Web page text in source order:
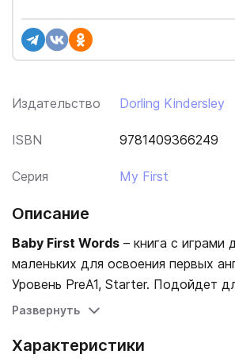
Издательство Dorling Kindersley
ISBN 9781409366249
Серия My First
Описание
Baby First Words – книга с играми
маленьких для освоения первых
Уровень PreA1, Starter. Подойдет
года. Формат: 130x130x30 мм.
Помогите вашему малышу
Развернуть
Характеристики